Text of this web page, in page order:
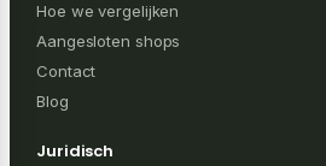
Hoe we vergelijken
Aangesloten shops
Contact
Blog
Juridisch